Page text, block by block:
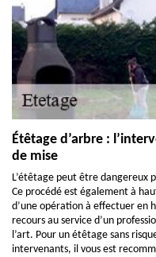
Étêtage d’arbre :
de mise
L’étêtage peut être dangereux
Ce procédé est également à
d’une opération à effectuer en
recours au service d’un
l’art. Pour un étêtage sans
intervenants, il vous est